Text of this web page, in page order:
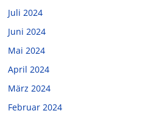
Juli 2024
Juni 2024
Mai 2024
April 2024
März 2024
Februar 2024